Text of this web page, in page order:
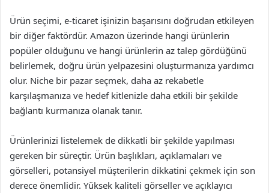
Ürün seçimi, e-ticaret işinizin başarısını doğrudan etkileyen
bir diğer faktördür. Amazon üzerinde hangi ürünlerin
popüler olduğunu ve hangi ürünlerin az talep gördüğünü
belirlemek, doğru ürün yelpazesini oluşturmanıza yardımcı
olur. Niche bir pazar seçmek, daha az rekabetle
karşılaşmanıza ve hedef kitlenizle daha etkili bir şekilde
bağlantı kurmanıza olanak tanır.
Ürünlerinizi listelemek de dikkatli bir şekilde yapılması
gereken bir süreçtir. Ürün başlıkları, açıklamaları ve
görselleri, potansiyel müşterilerin dikkatini çekmek için son
derece önemlidir. Yüksek kaliteli görseller ve açıklayıcı